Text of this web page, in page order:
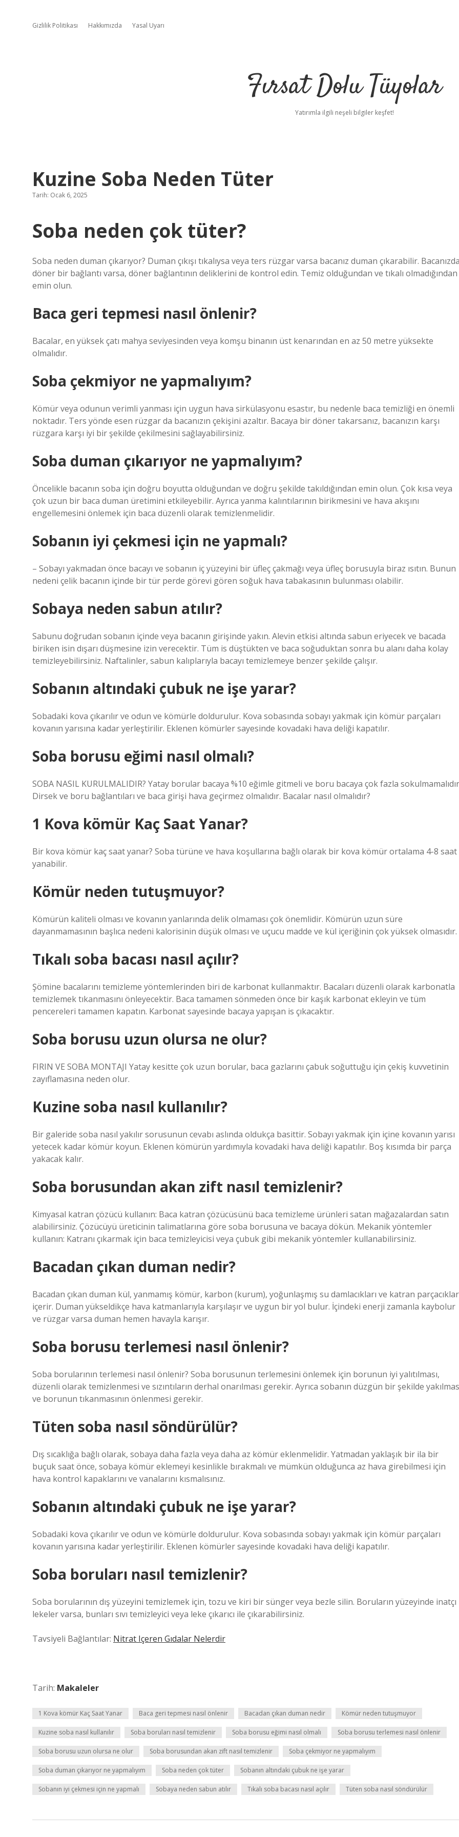
Gizlilik Politikası Hakkımızda Yasal Uyarı
Fırsat Dolu Tüyolar
Yatırımla ilgili neşeli bilgiler keşfet!
Kuzine Soba Neden Tüter
Tarih: Ocak 6, 2025
Soba neden çok tüter?
Soba neden duman çıkarıyor? Duman çıkışı tıkalıysa veya ters rüzgar varsa bacanız duman çıkarabilir. Bacanızda
döner bir bağlantı varsa, döner bağlantının deliklerini de kontrol edin. Temiz olduğundan ve tıkalı olmadığından
emin olun.
Baca geri tepmesi nasıl önlenir?
Bacalar, en yüksek çatı mahya seviyesinden veya komşu binanın üst kenarından en az 50 metre yüksekte
olmalıdır.
Soba çekmiyor ne yapmalıyım?
Kömür veya odunun verimli yanması için uygun hava sirkülasyonu esastır, bu nedenle baca temizliği en önemli
noktadır. Ters yönde esen rüzgar da bacanızın çekişini azaltır. Bacaya bir döner takarsanız, bacanızın karşı
rüzgara karşı iyi bir şekilde çekilmesini sağlayabilirsiniz.
Soba duman çıkarıyor ne yapmalıyım?
Öncelikle bacanın soba için doğru boyutta olduğundan ve doğru şekilde takıldığından emin olun. Çok kısa veya
çok uzun bir baca duman üretimini etkileyebilir. Ayrıca yanma kalıntılarının birikmesini ve hava akışını
engellemesini önlemek için baca düzenli olarak temizlenmelidir.
Sobanın iyi çekmesi için ne yapmalı?
– Sobayı yakmadan önce bacayı ve sobanın iç yüzeyini bir üfleç çakmağı veya üfleç borusuyla biraz ısıtın. Bunun
nedeni çelik bacanın içinde bir tür perde görevi gören soğuk hava tabakasının bulunması olabilir.
Sobaya neden sabun atılır?
Sabunu doğrudan sobanın içinde veya bacanın girişinde yakın. Alevin etkisi altında sabun eriyecek ve bacada
biriken isin dışarı düşmesine izin verecektir. Tüm is düştükten ve baca soğuduktan sonra bu alanı daha kolay
temizleyebilirsiniz. Naftalinler, sabun kalıplarıyla bacayı temizlemeye benzer şekilde çalışır.
Sobanın altındaki çubuk ne işe yarar?
Sobadaki kova çıkarılır ve odun ve kömürle doldurulur. Kova sobasında sobayı yakmak için kömür parçaları
kovanın yarısına kadar yerleştirilir. Eklenen kömürler sayesinde kovadaki hava deliği kapatılır.
Soba borusu eğimi nasıl olmalı?
SOBA NASIL KURULMALIDIR? Yatay borular bacaya %10 eğimle gitmeli ve boru bacaya çok fazla
Dirsek ve boru bağlantıları ve baca girişi hava geçirmez olmalıdır. Bacalar nasıl olmalıdır?
1 Kova kömür Kaç Saat Yanar?
Bir kova kömür kaç saat yanar? Soba türüne ve hava koşullarına bağlı olarak bir kova kömür ortalama 4-8 saat
yanabilir.
Kömür neden tutuşmuyor?
Kömürün kaliteli olması ve kovanın yanlarında delik olmaması çok önemlidir. Kömürün uzun süre
dayanmamasının başlıca nedeni kalorisinin düşük olması ve uçucu madde ve kül içeriğinin çok yüksek olmasıdır.
Tıkalı soba bacası nasıl açılır?
Şömine bacalarını temizleme yöntemlerinden biri de karbonat kullanmaktır. Bacaları düzenli olarak karbonatla
temizlemek tıkanmasını önleyecektir. Baca tamamen sönmeden önce bir kaşık karbonat ekleyin ve tüm
pencereleri tamamen kapatın. Karbonat sayesinde bacaya yapışan is çıkacaktır.
Soba borusu uzun olursa ne olur?
FIRIN VE SOBA MONTAJI Yatay kesitte çok uzun borular, baca gazlarını çabuk soğuttuğu için çekiş kuvvetinin
zayıflamasına neden olur.
Kuzine soba nasıl kullanılır?
Bir galeride soba nasıl yakılır sorusunun cevabı aslında oldukça basittir. Sobayı yakmak için içine kovanın yarısı
yetecek kadar kömür koyun. Eklenen kömürün yardımıyla kovadaki hava deliği kapatılır. Boş kısımda bir parça
yakacak kalır.
Soba borusundan akan zift nasıl temizlenir?
Kimyasal katran çözücü kullanın: Baca katran çözücüsünü baca temizleme ürünleri satan mağazalardan satın
alabilirsiniz. Çözücüyü üreticinin talimatlarına göre soba borusuna ve bacaya dökün. Mekanik yöntemler
kullanın: Katranı çıkarmak için baca temizleyicisi veya çubuk gibi mekanik yöntemler kullanabilirsiniz.
Bacadan çıkan duman nedir?
Bacadan çıkan duman kül, yanmamış kömür, karbon (kurum), yoğunlaşmış su damlacıkları ve katran
içerir. Duman yükseldikçe hava katmanlarıyla karşılaşır ve uygun bir yol bulur. İçindeki enerji zamanla kaybolur
ve rüzgar varsa duman hemen havayla karışır.
Soba borusu terlemesi nasıl önlenir?
Soba borularının terlemesi nasıl önlenir? Soba borusunun terlemesini önlemek için borunun iyi yalıtılması,
düzenli olarak temizlenmesi ve sızıntıların derhal onarılması gerekir. Ayrıca sobanın düzgün bir şekilde
ve borunun tıkanmasının önlenmesi gerekir.
Tüten soba nasıl söndürülür?
Dış sıcaklığa bağlı olarak, sobaya daha fazla veya daha az kömür eklenmelidir. Yatmadan yaklaşık bir ila bir
buçuk saat önce, sobaya kömür eklemeyi kesinlikle bırakmalı ve mümkün olduğunca az hava girebilmesi için
hava kontrol kapaklarını ve vanalarını kısmalısınız.
Sobanın altındaki çubuk ne işe yarar?
Sobadaki kova çıkarılır ve odun ve kömürle doldurulur. Kova sobasında sobayı yakmak için kömür parçaları
kovanın yarısına kadar yerleştirilir. Eklenen kömürler sayesinde kovadaki hava deliği kapatılır.
Soba boruları nasıl temizlenir?
Soba borularının dış yüzeyini temizlemek için, tozu ve kiri bir sünger veya bezle silin. Boruların yüzeyinde inatçı
lekeler varsa, bunları sıvı temizleyici veya leke çıkarıcı ile çıkarabilirsiniz.
Tavsiyeli Bağlantılar: Nitrat Içeren Gıdalar Nelerdir
Tarih: Makaleler
1 Kova kömür Kaç Saat Yanar Baca geri tepmesi nasıl önlenir Bacadan çıkan duman nedir Kömür neden tutuşmuyor
Kuzine soba nasıl kullanılır Soba boruları nasıl temizlenir Soba borusu eğimi nasıl olmalı Soba borusu terlemesi nasıl önlenir
Soba borusu uzun olursa ne olur Soba borusundan akan zift nasıl temizlenir Soba çekmiyor ne yapmalıyım
Soba duman çıkarıyor ne yapmalıyım Soba neden çok tüter Sobanın altındaki çubuk ne işe yarar
Sobanın iyi çekmesi için ne yapmalı Sobaya neden sabun atılır Tıkalı soba bacası nasıl açılır Tüten soba nasıl söndürülür